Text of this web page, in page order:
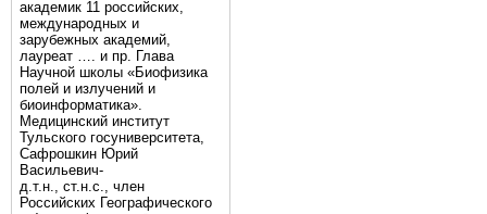
академик 11 российских,
международных и
зарубежных академий,
лауреат …. и пр. Глава
Научной школы «Биофизика
полей и излучений и
биоинформатика».
Медицинский институт
Тульского госуниверситета,
Сафрошкин Юрий
Васильевич-
д.т.н., ст.н.с., член
Российских Географического